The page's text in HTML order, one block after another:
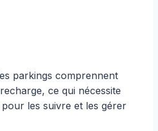
parkings comprennent
ce qui nécessite
les suivre et les gérer